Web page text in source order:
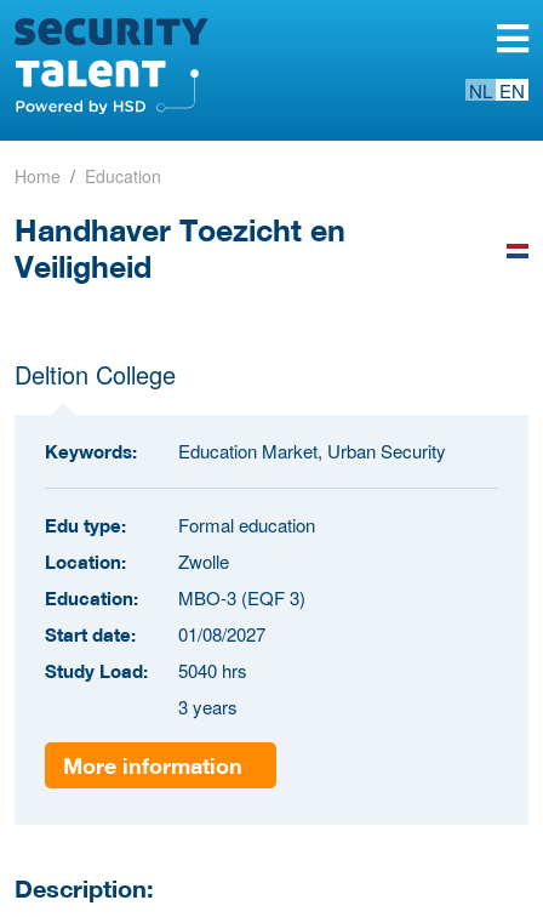
NL EN
Home Education
Handhaver Toezicht en
Veiligheid
Deltion College
Keywords: Education Market, Urban Security
Edu type: Formal education
Location: Zwolle
Education: MBO-3 (EQF 3)
Start date: 01/08/2027
Study Load:
5040 hrs
3 years
More information
Description: